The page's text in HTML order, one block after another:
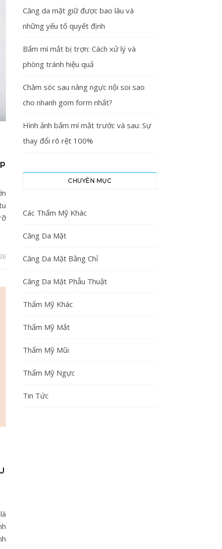
Căng da mặt giữ được bao lâu và
những yếu tố quyết định
Bấm mí mắt bị trợn: Cách xử lý và
phòng tránh hiệu quả
Chăm sóc sau nâng ngực nội soi sao
cho nhanh gom form nhất?
Hình ảnh bấm mí mắt trước và sau: Sự
thay đổi rõ rệt 100%
CHUYÊN MỤC
Các Thẩm Mỹ Khác
Căng Da Mặt
Căng Da Mặt Bằng Chỉ
Căng Da Mặt Phẫu Thuật
Thẩm Mỹ Khác
Thẩm Mỹ Mắt
Thẩm Mỹ Mũi
Thẩm Mỹ Ngực
Tin Tức